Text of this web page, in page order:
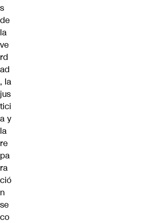
s
de
la
ve
rd
ad
, la
jus
tici
a y
la
re
pa
ra
ció
n
se
co